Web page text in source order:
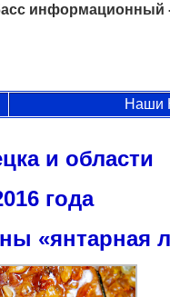
информационный
Наши
и области
года
«янтарная